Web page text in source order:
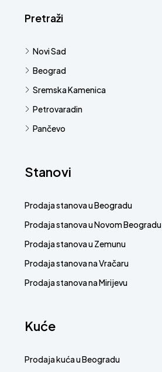
Pretraži
Novi Sad
Beograd
Sremska Kamenica
Petrovaradin
Pančevo
Stanovi
Prodaja stanova u Beogradu
Prodaja stanova u Novom Beogradu
Prodaja stanova u Zemunu
Prodaja stanova na Vračaru
Prodaja stanova na Mirijevu
Kuće
Prodaja kuća u Beogradu